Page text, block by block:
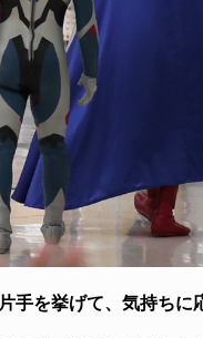
片手を挙げて、気持ちに